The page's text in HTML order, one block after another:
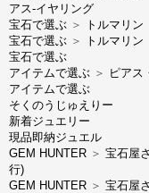
アス-イヤリング
宝石で選ぶ ＞ トルマリン
宝石で選ぶ ＞
トルマリン
宝石で選ぶ
アイテムで選ぶ ＞ ピアス
アイテムで選ぶ
そくのうじゅえりー
新着ジュエリー
現品即納ジュエル
GEM HUNTER ＞ 宝石屋
行)
GEM HUNTER ＞ 宝石屋